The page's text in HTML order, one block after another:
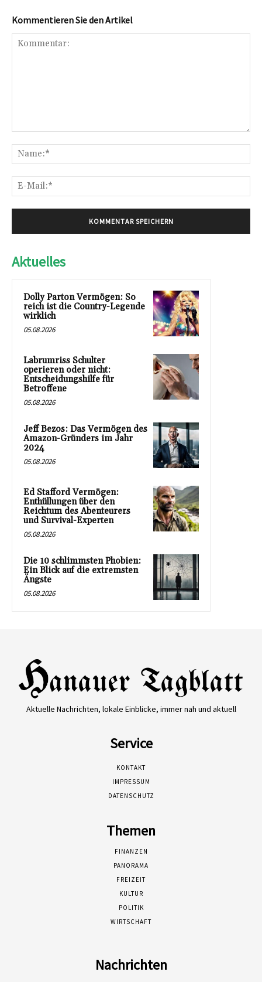
Kommentieren Sie den Artikel
Aktuelles
Dolly Parton Vermögen: So
reich ist die Country-Legende
wirklich
05.08.2026
Labrumriss Schulter
operieren oder nicht:
Entscheidungshilfe für
Betroffene
05.08.2026
Jeff Bezos: Das Vermögen des
Amazon-Gründers im Jahr
2024
05.08.2026
Ed Stafford Vermögen:
Enthüllungen über den
Reichtum des Abenteurers
und Survival-Experten
05.08.2026
Die 10 schlimmsten Phobien:
Ein Blick auf die extremsten
Ängste
05.08.2026
Aktuelle Nachrichten, lokale Einblicke, immer nah und aktuell
Service
KONTAKT
IMPRESSUM
DATENSCHUTZ
Themen
FINANZEN
PANORAMA
FREIZEIT
KULTUR
POLITIK
WIRTSCHAFT
Nachrichten